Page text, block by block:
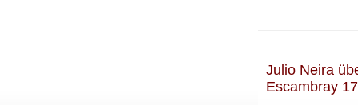
Julio Neira
Escambray